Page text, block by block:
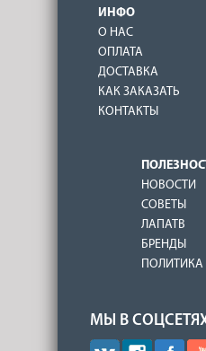
ИНФО
О НАС
ОПЛАТА
ДОСТАВКА
КАК ЗАКАЗАТЬ
КОНТАКТЫ
НОВОСТИ
СОВЕТЫ
ЛАПАТВ
БРЕНДЫ
ПОЛИТИКА
МЫ В